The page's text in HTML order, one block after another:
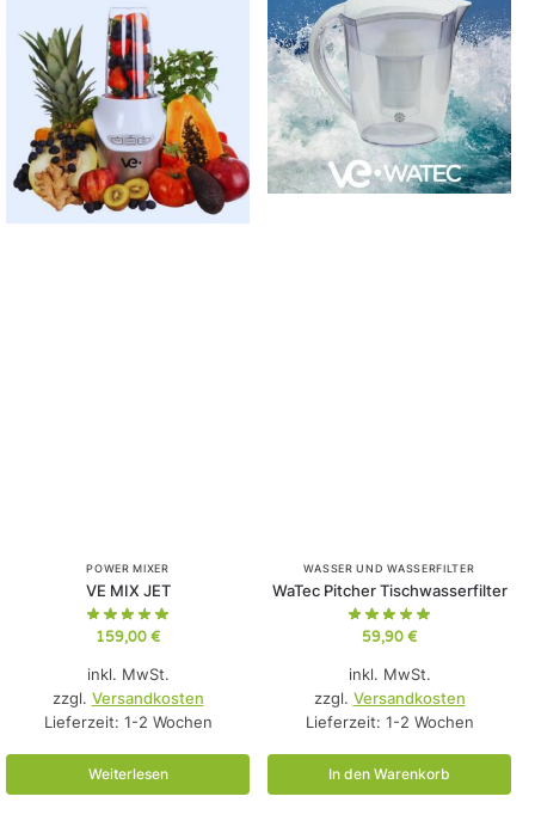
POWER MIXER
VE MIX JET
159,00 €
inkl. MwSt.
zzgl. Versandkosten
Lieferzeit: 1-2 Wochen
Weiterlesen
WASSER UND WASSERFILTER
WaTec Pitcher Tischwasserfilter
59,90 €
inkl. MwSt.
zzgl. Versandkosten
Lieferzeit: 1-2 Wochen
In den Warenkorb